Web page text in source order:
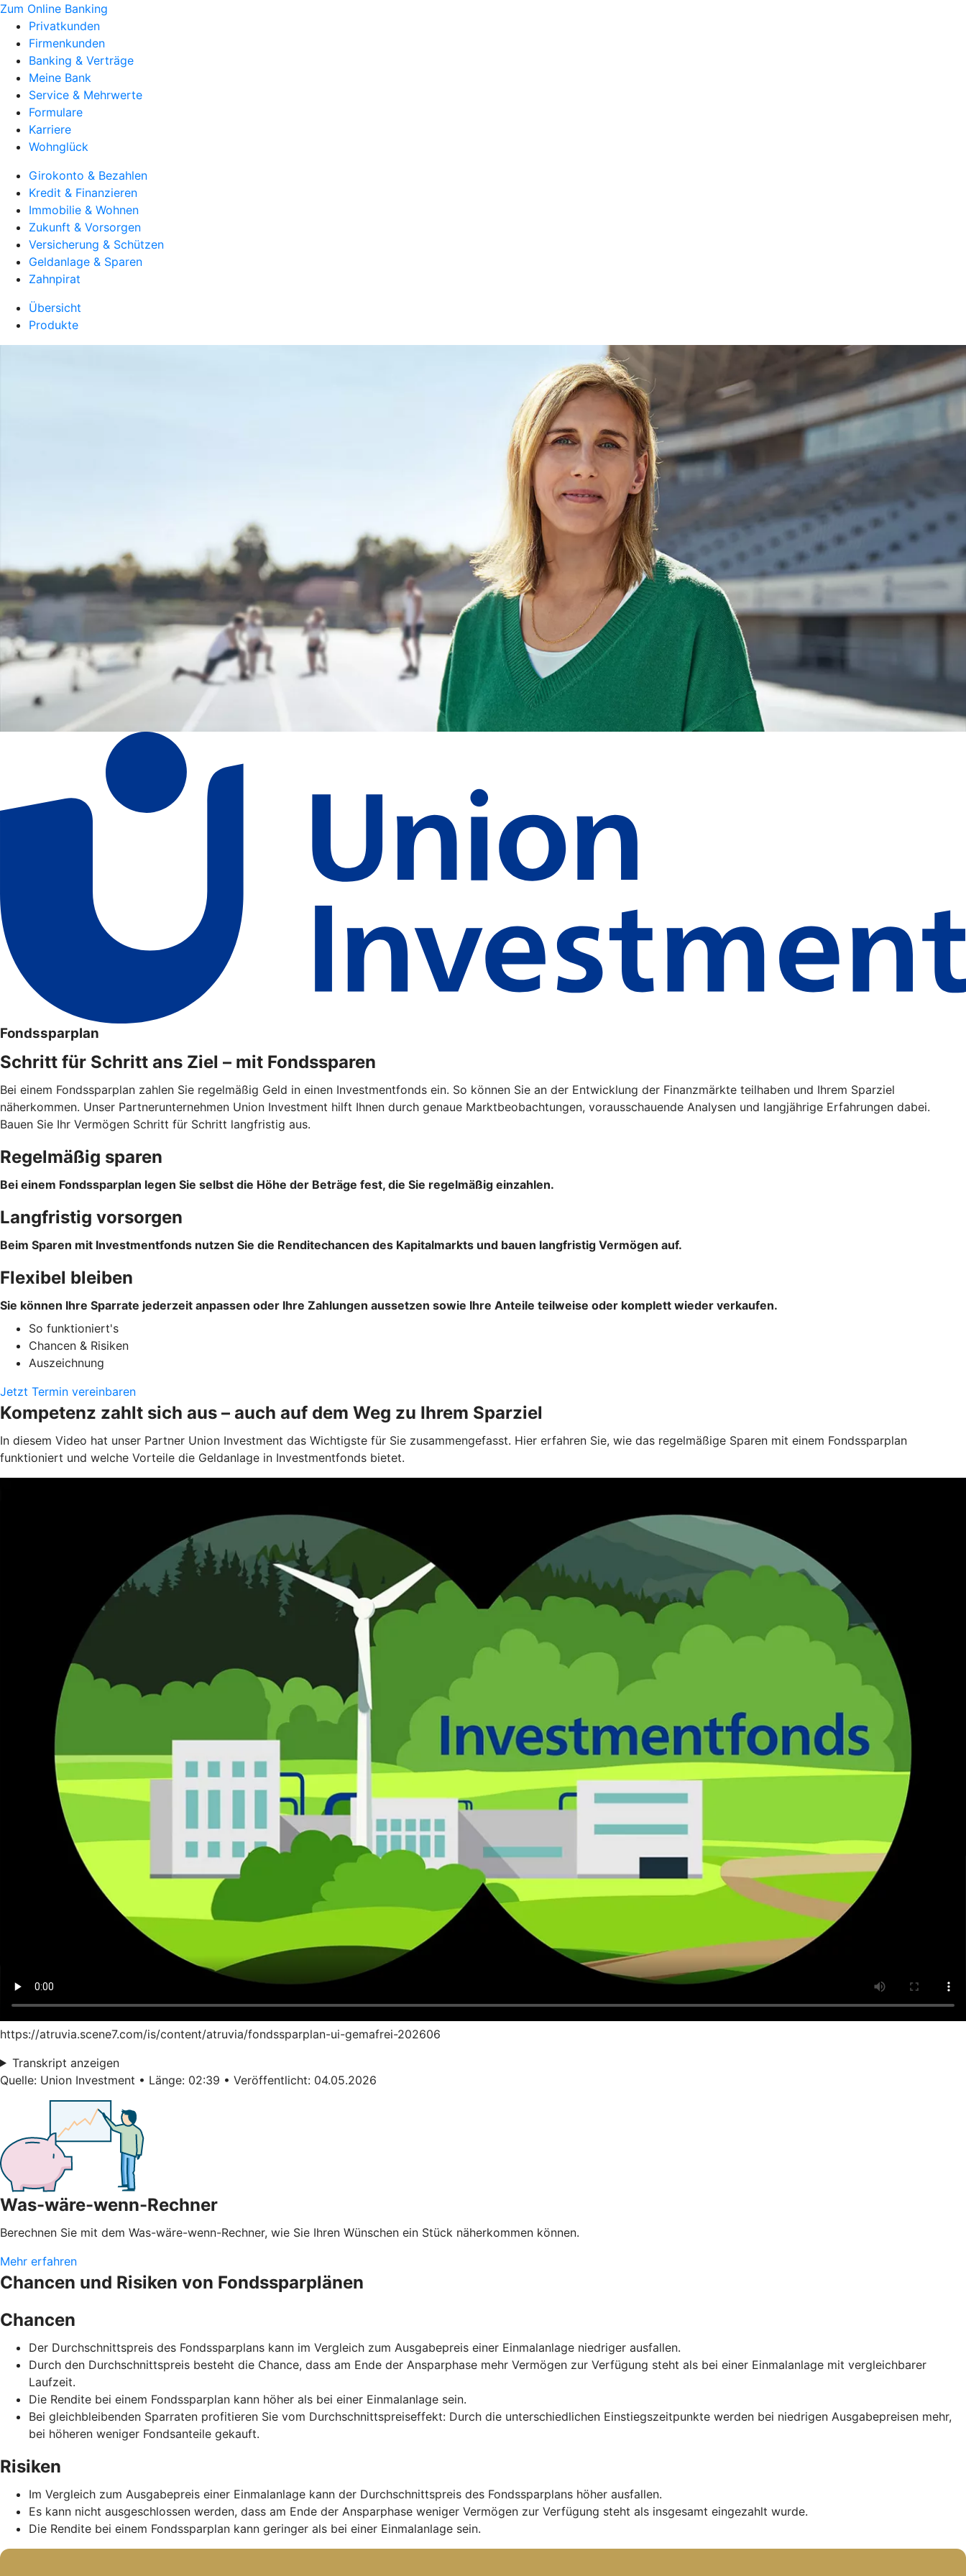
Zum Online Banking
Privatkunden
Firmenkunden
Banking & Verträge
Meine Bank
Service & Mehrwerte
Formulare
Karriere
Wohnglück
Girokonto & Bezahlen
Kredit & Finanzieren
Immobilie & Wohnen
Zukunft & Vorsorgen
Versicherung & Schützen
Geldanlage & Sparen
Zahnpirat
Übersicht
Produkte
Fondssparplan
Schritt für Schritt ans Ziel – mit Fondssparen
Bei einem Fondssparplan zahlen Sie regelmäßig Geld in einen Investmentfonds ein. So können Sie an der Entwicklung der Finanzmärkte teilhaben und Ihrem Sparziel
näherkommen. Unser Partnerunternehmen Union Investment hilft Ihnen durch genaue Marktbeobachtungen, vorausschauende Analysen und langjährige Erfahrungen dabei.
Bauen Sie Ihr Vermögen Schritt für Schritt langfristig aus.
Regelmäßig sparen
Bei einem Fondssparplan legen Sie selbst die Höhe der Beträge fest, die Sie regelmäßig einzahlen.
Langfristig vorsorgen
Beim Sparen mit Investmentfonds nutzen Sie die Renditechancen des Kapitalmarkts und bauen langfristig Vermögen auf.
Flexibel bleiben
Sie können Ihre Sparrate jederzeit anpassen oder Ihre Zahlungen aussetzen sowie Ihre Anteile teilweise oder komplett wieder verkaufen.
So funktioniert's
Chancen & Risiken
Auszeichnung
Jetzt Termin vereinbaren
Kompetenz zahlt sich aus – auch auf dem Weg zu Ihrem Sparziel
In diesem Video hat unser Partner Union Investment das Wichtigste für Sie zusammengefasst. Hier erfahren Sie, wie das regelmäßige Sparen mit einem Fondssparplan
funktioniert und welche Vorteile die Geldanlage in Investmentfonds bietet.
https://atruvia.scene7.com/is/content/atruvia/fondssparplan-ui-gemafrei-202606
Transkript anzeigen
Quelle: Union Investment • Länge: 02:39 • Veröffentlicht: 04.05.2026
Was-wäre-wenn-Rechner
Berechnen Sie mit dem Was-wäre-wenn-Rechner, wie Sie Ihren Wünschen ein Stück näherkommen können.
Mehr erfahren
Chancen und Risiken von Fondssparplänen
Chancen
Der Durchschnittspreis des Fondssparplans kann im Vergleich zum Ausgabepreis einer Einmalanlage niedriger ausfallen.
Durch den Durchschnittspreis besteht die Chance, dass am Ende der Ansparphase mehr Vermögen zur Verfügung steht als bei einer Einmalanlage mit vergleichbarer
Laufzeit.
Die Rendite bei einem Fondssparplan kann höher als bei einer Einmalanlage sein.
Bei gleichbleibenden Sparraten profitieren Sie vom Durchschnittspreiseffekt: Durch die unterschiedlichen Einstiegszeitpunkte werden bei niedrigen Ausgabepreisen mehr,
bei höheren weniger Fondsanteile gekauft.
Risiken
Im Vergleich zum Ausgabepreis einer Einmalanlage kann der Durchschnittspreis des Fondssparplans höher ausfallen.
Es kann nicht ausgeschlossen werden, dass am Ende der Ansparphase weniger Vermögen zur Verfügung steht als insgesamt eingezahlt wurde.
Die Rendite bei einem Fondssparplan kann geringer als bei einer Einmalanlage sein.